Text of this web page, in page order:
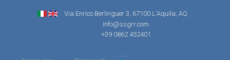
Via Enrico Berlinguer 3, 67100 L'Aquila, AQ
info@ssgrr.com
+39 0862 452401